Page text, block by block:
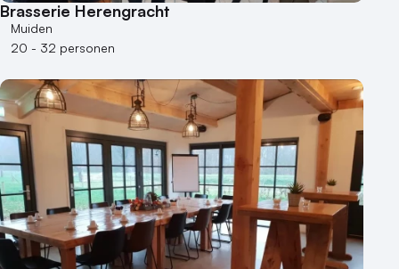
Brasserie Herengracht
Muiden
20 - 32 personen